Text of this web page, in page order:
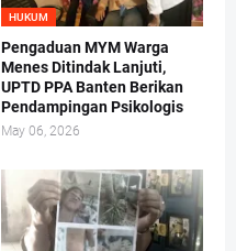
HUKUM
Pengaduan MYM Warga
Menes Ditindak Lanjuti,
UPTD PPA Banten Berikan
Pendampingan Psikologis
May 06, 2026